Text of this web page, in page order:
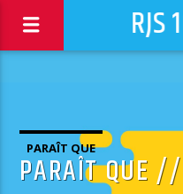
RJS
PARAÎT QUE
PARAÎT QUE //